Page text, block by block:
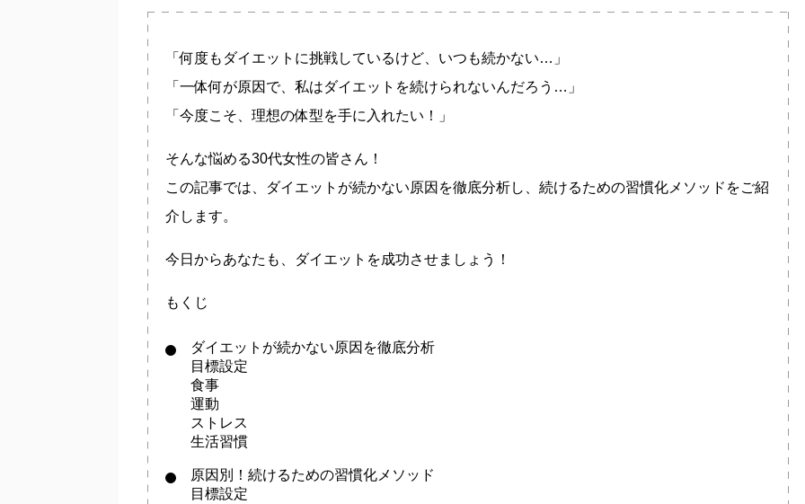
「何度もダイエットに挑戦しているけど、いつも続かない…」
「一体何が原因で、私はダイエットを続けられないんだろう…」
「今度こそ、理想の体型を手に入れたい！」
そんな悩める30代女性の皆さん！
この記事では、
ダイエットが続かない原因 を徹底分析し、 続けるための習慣化メソッド をご紹
介します。
今日からあなたも、ダイエットを成功させましょう！
もくじ
ダイエットが続かない原因を徹底分析
目標設定
食事
運動
ストレス
生活習慣
原因別！続けるための習慣化メソッド
目標設定